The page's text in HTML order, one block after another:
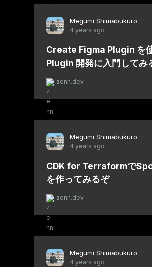
Megumi Shimabukuro
4 years ago
Create Figma Plugin を
Plugin 開発に入門してみ
zenn.dev
Megumi Shimabukuro
4 years ago
CDK for Terraformで
を作ってみるぞ
zenn.dev
Megumi Shimabukuro
4 years ago